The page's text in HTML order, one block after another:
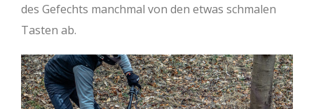
des Gefechts manchmal von den etwas schmalen
Tasten ab.